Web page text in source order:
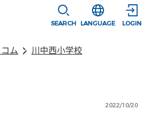
SEARCH
選択すると言
LANGUAGE LOGIN
ム
川中西小学校
2022/10/20